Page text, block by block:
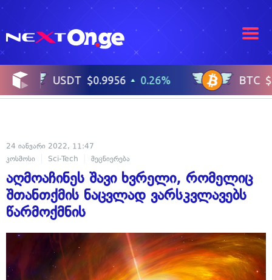
24 იანვარი 2022, 11:47
კოსმოსი
Sci-Tech მეცნიერება
აღმოაჩინეს შავი ხვრელი, რომელიც
შთანთქმის ნაცვლად ვარსკვლავებს
წარმოქმნის